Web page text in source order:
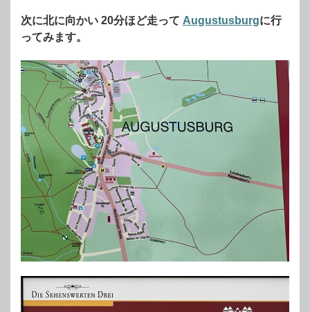
次に北に向かい 20分ほど走って Augustusburgに行
ってみます。